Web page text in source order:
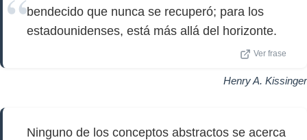
bendecido que nunca se recuperó; para los
estadounidenses, está más allá del horizonte.
Ver frase
Henry A. Kissinger
Ninguno de los conceptos abstractos se acerca